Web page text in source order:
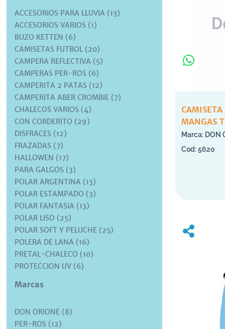
ACCESORIOS PARA LLUVIA (13)
ACCESORIOS VARIOS (1)
BUZO KETTEN (6)
CAMISETAS FUTBOL (20)
CAMPERA REFLECTIVA (5)
CAMPERAS PER-ROS (6)
CAMPERITA 2 PATAS (12)
CAMPERITA ABER CROMBIE (7)
CHALECOS VARIOS (4)
CON CORDERITO (29)
DISFRACES (12)
FRAZADAS (7)
HALLOWEN (17)
PARA GALGOS (3)
POLAR ARGENTINA (13)
POLAR ESTAMPADO (3)
POLAR FANTASIA (13)
POLAR LISO (25)
POLAR SOFT Y PELUCHE (25)
POLERA DE LANA (16)
PRETAL-CHALECO (10)
PROTECCION UV (6)
Marcas
DON ORIONE (8)
PER-ROS (12)
MANGAS
DON
5620